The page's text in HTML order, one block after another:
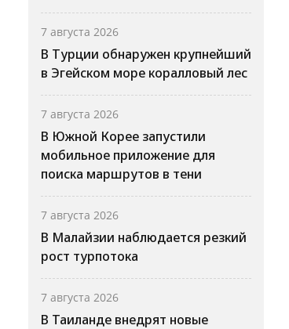
7 августа 2026
В Турции обнаружен крупнейший
в Эгейском море коралловый лес
7 августа 2026
В Южной Корее запустили
мобильное приложение для
поиска маршрутов в тени
7 августа 2026
В Малайзии наблюдается резкий
рост турпотока
7 августа 2026
В Таиланде внедрят новые